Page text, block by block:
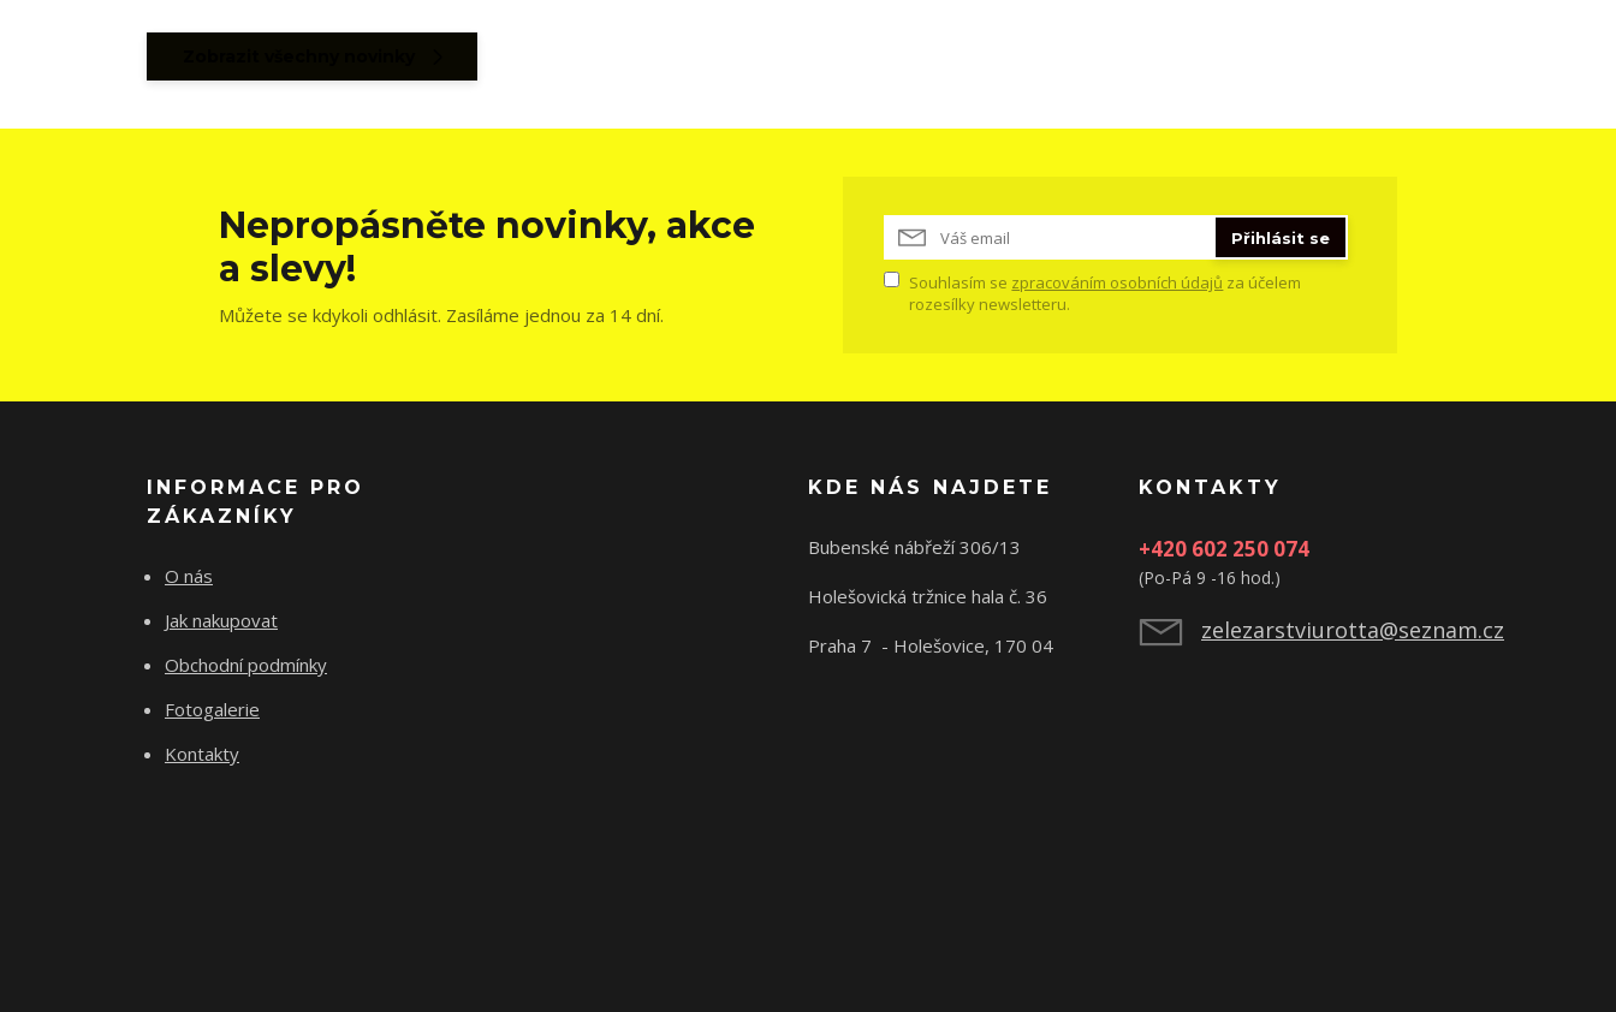
Nepropásněte novinky, akce
a slevy!
Můžete se kdykoli odhlásit. Zasíláme jednou za 14 dní.
Přihlásit se
Souhlasím se zpracováním osobních údajů za účelem
rozesílky newsletteru.
INFORMACE PRO
ZÁKAZNÍKY
O nás
Jak nakupovat
Obchodní podmínky
Fotogalerie
Kontakty
KDE NÁS NAJDETE
Bubenské nábřeží 306/13
Holešovická tržnice hala č. 36
Praha 7 - Holešovice, 170 04
KONTAKTY
+420 602 250 074
(Po-Pá 9 -16 hod.)
zelezarstviurotta@seznam.cz